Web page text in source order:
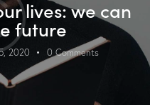
lives: we can
future
2020 0 Comments